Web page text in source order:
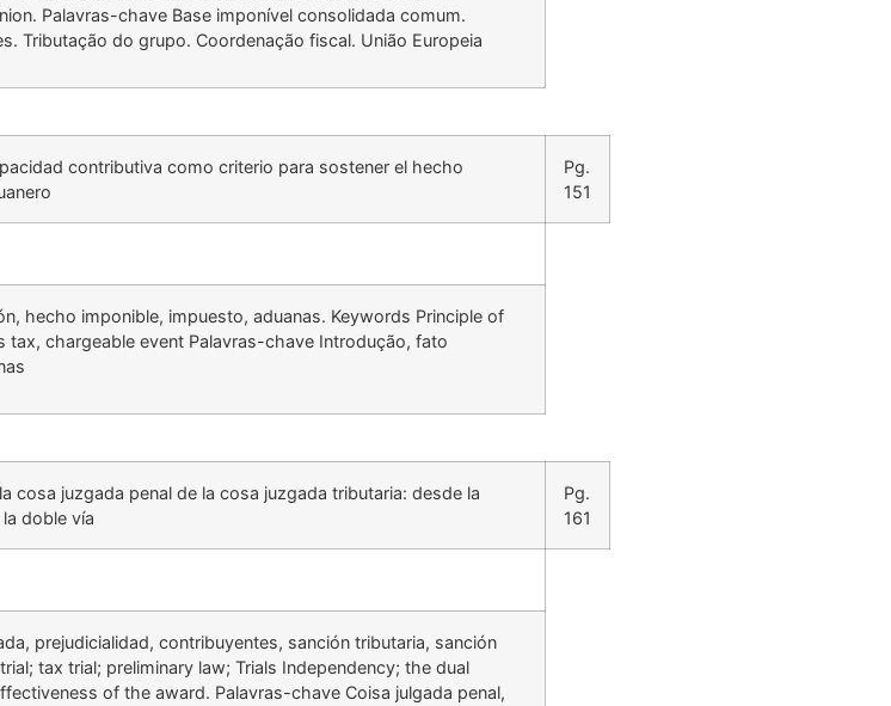
Palavras-chave Base imponível consolidada comum.
Tributação do grupo. Coordenação fiscal. União Europeia
contributiva como criterio para sostener el hecho
Pg.
151
hecho imponible, impuesto, aduanas. Keywords Principle of
tax, chargeable event Palavras-chave Introdução, fato
cosa juzgada penal de la cosa juzgada tributaria: desde la
doble vía
Pg.
161
prejudicialidad, contribuyentes, sanción tributaria, sanción
tax trial; preliminary law; Trials Independency; the dual
of the award. Palavras-chave Coisa julgada penal,